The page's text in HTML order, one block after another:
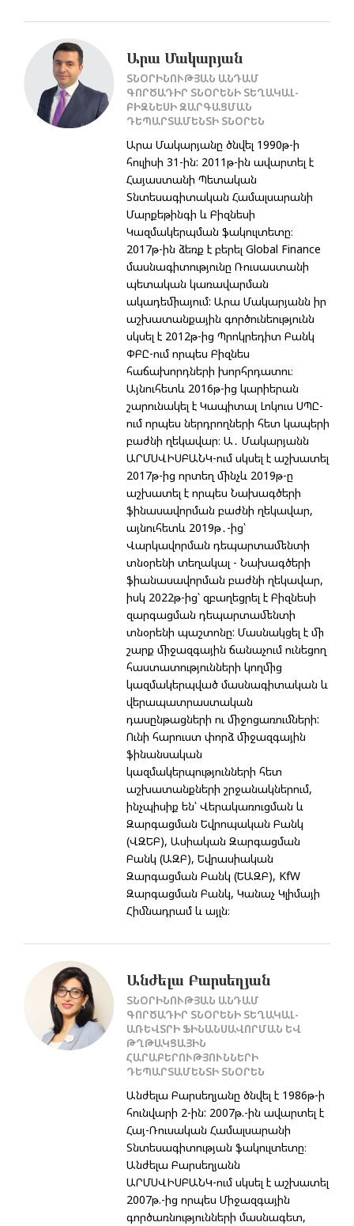
Արա Մակարյան
ՏՆՕՐԻՆՈՒԹՅԱՆ ԱՆԴԱՄ
ԳՈՐԾԱԴԻՐ ՏՆՕՐԵՆԻ ՏԵՂԱԿԱԼ-
ԲԻԶՆԵՍԻ ԶԱՐԳԱՑՄԱՆ
ԴԵՊԱՐՏԱՄԵՆՏԻ ՏՆՕՐԵՆ
Արա Մակարյանը ծնվել 1990թ-ի
հուլիսի 31-ին: 2011թ-ին ավարտել է
Հայաստանի Պետական
Տնտեսագիտական Համալսարանի
Մարքեթինգի և Բիզնեսի
Կազմակերպման ֆակուլտետը։
2017թ-ին ձեռք է բերել Global Finance
մասնագիտությունը Ռուսաստանի
պետական կառավարման
ակադեմիայում: Արա Մակարյանն իր
աշխատանքային գործունեությունն
սկսել է 2012թ-ից Պրոկրեդիտ Բանկ
ՓԲԸ-ում որպես Բիզնես
հաճախորդների խորհրդատու։
Այնուհետև 2016թ-ից կարիերան
շարունակել է Կապիտալ Լոկուս ՍՊԸ-
ում որպես ներդրողների հետ կապերի
բաժնի ղեկավար։ Ա․ Մակարյանն
ԱՐՄՍՎԻՍԲԱՆԿ-ում սկսել է աշխատել
2017թ-ից որտեղ մինչև 2019թ-ը
աշխատել է որպես Նախագծերի
ֆինասավորման բաժնի ղեկավար,
այնուհետև 2019թ․-ից՝
Վարկավորման դեպարտամենտի
տնօրենի տեղակալ - Նախագծերի
ֆիանասավորման բաժնի ղեկավար,
իսկ 2022թ-ից՝ զբաղեցրել է Բիզնեսի
զարգացման դեպարտամենտի
տնօրենի պաշտոնը: Մասնակցել է մի
շարք միջազգային ճանաչում ունեցող
հաստատությունների կողմից
կազմակերպված մասնագիտական և
վերապատրաստական
դասընթացների ու միջոցառումների:
Ունի հարուստ փորձ միջազգային
ֆինանսական
կազմակերպությունների հետ
աշխատանքների շրջանակներում,
ինչպիսիք են՝ Վերակառուցման և
Զարգացման Եվրոպական Բանկ
(ՎԶԵԲ), Ասիական Զարգացման
Բանկ (ԱԶԲ), Եվրասիական
Զարգացման Բանկ (ԵԱԶԲ), KfW
Զարգացման Բանկ, Կանաչ Կլիմայի
Հիմնադրամ և այլն։
Անժելա Բարսեղյան
ՏՆՕՐԻՆՈՒԹՅԱՆ ԱՆԴԱՄ
ԳՈՐԾԱԴԻՐ ՏՆՕՐԵՆԻ ՏԵՂԱԿԱԼ-
ԱՌԵՎՏՐԻ ՖԻՆԱՆՍԱՎՈՐՄԱՆ ԵՎ
ԹՂԹԱԿՑԱՅԻՆ
ՀԱՐԱԲԵՐՈՒԹՅՈՒՆՆԵՐԻ
ԴԵՊԱՐՏԱՄԵՆՏԻ ՏՆՕՐԵՆ
Անժելա Բարսեղյանը ծնվել է 1986թ-ի
հունվարի 2-ին: 2007թ.-ին ավարտել է
Հայ-Ռուսական Համալսարանի
Տնտեսագիտության ֆակուլտետը։
Անժելա Բարսեղյանն
ԱՐՄՍՎԻՍԲԱՆԿ-ում սկսել է աշխատել
2007թ.-ից որպես Միջազգային
գործառնությունների մասնագետ,